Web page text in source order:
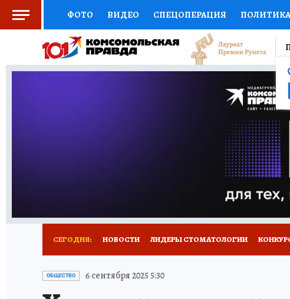
ФОТО ВИДЕО СПЕЦОПЕРАЦИЯ ПОЛИТИКА
СОЦПОДДЕРЖКА НАУКА СПОРТ
ВЫБОР ЭКСПЕРТОВ ДОКТОР ФИНАНСЫ
ПРОГНОЗЫ НА СПОРТ
ТЕЛЕВИЗОР
НОВОЕ НА
СЕГОДНЯ: НОВОСТИ ЛИДЕРЫ СТОМАТОЛОГИИ
ВОЕНКОРЫ УКРАИНА: СВОДКА
ОБЩЕСТВО 6 сентября 2025 5:30